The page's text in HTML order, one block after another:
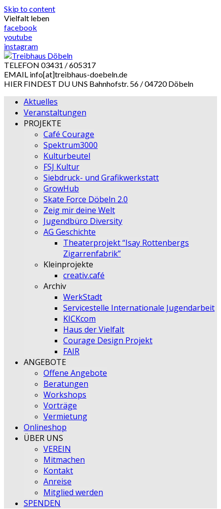
Skip to content
Vielfalt leben
facebook
youtube
instagram
TELEFON 03431 / 605317
EMAIL info[at]treibhaus-doebeln.de
HIER FINDEST DU UNS Bahnhofstr. 56 / 04720 Döbeln
Aktuelles
Veranstaltungen
PROJEKTE
Café Courage
Spektrum3000
Kulturbeutel
FSJ Kultur
Siebdruck- und Grafikwerkstatt
GrowHub
Skate Force Döbeln 2.0
Zeig mir deine Welt
Jugendbüro Diversity
AG Geschichte
Theaterprojekt “Isay Rottenbergs
Zigarrenfabrik”
Kleinprojekte
creativ.café
Archiv
WerkStadt
Servicestelle Internationale Jugendarbeit
KICKcom
Haus der Vielfalt
Courage Design Projekt
FAIR
ANGEBOTE
Offene Angebote
Beratungen
Workshops
Vorträge
Vermietung
Onlineshop
ÜBER UNS
VEREIN
Mitmachen
Kontakt
Anreise
Mitglied werden
SPENDEN